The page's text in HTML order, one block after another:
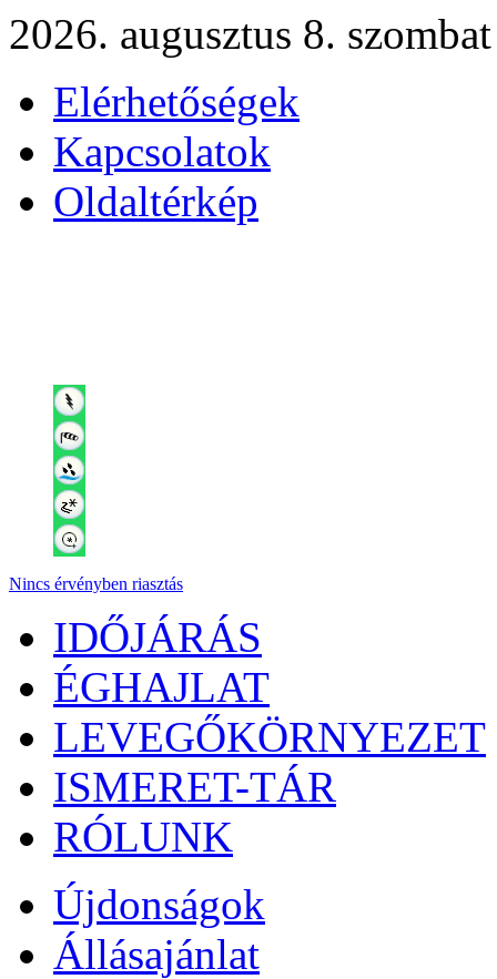
2026. augusztus 8. szombat
Elérhetőségek
Kapcsolatok
Oldaltérkép
Nincs érvényben riasztás
IDŐJÁRÁS
ÉGHAJLAT
LEVEGŐKÖRNYEZET
ISMERET-TÁR
RÓLUNK
Újdonságok
Állásajánlat